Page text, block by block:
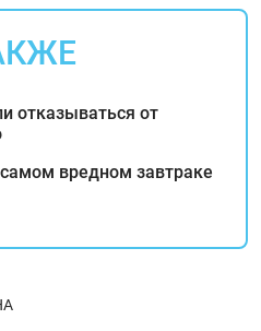
отказываться от
вредном завтраке